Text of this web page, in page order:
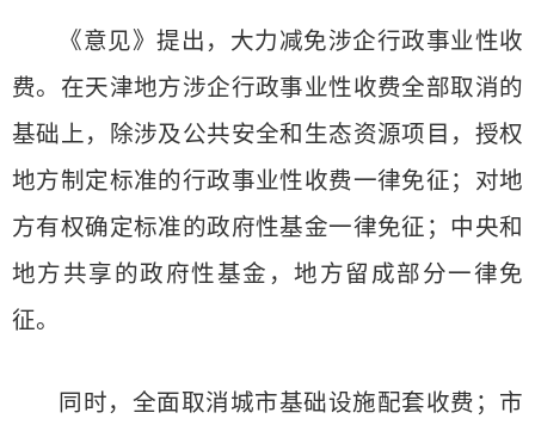
《意见》提出，大力减免涉企行政事业性收
费。在天津地方涉企行政事业性收费全部取消的
基础上，除涉及公共安全和生态资源项目，授权
地方制定标准的行政事业性收费一律免征；对地
方有权确定标准的政府性基金一律免征；中央和
地方共享的政府性基金，地方留成部分一律免
征。
同时，全面取消城市基础设施配套收费；市